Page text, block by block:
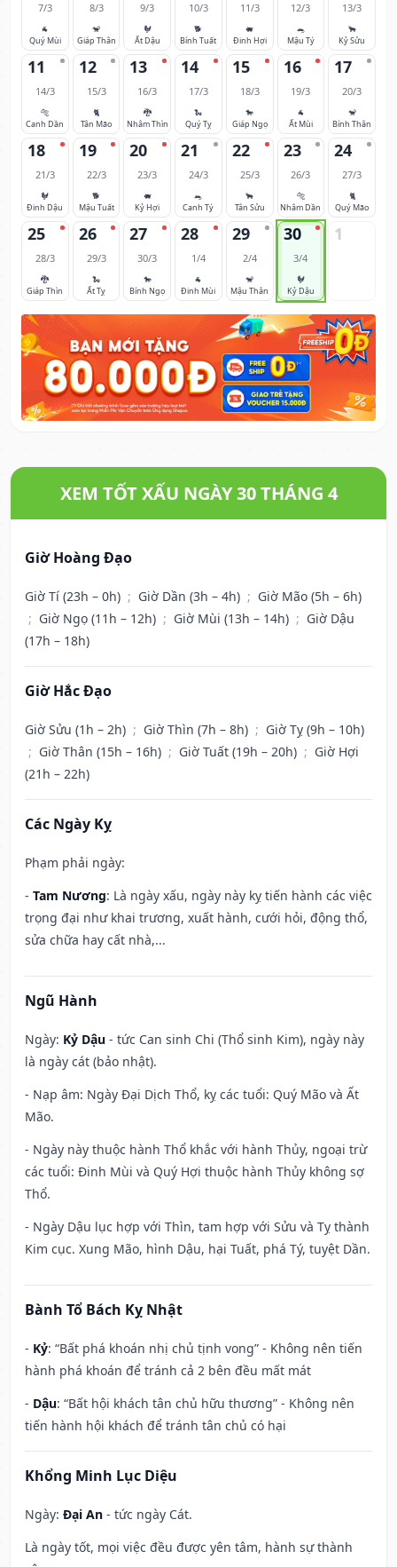
7/3
🐐
Quý Mùi
8/3
🐒
Giáp Thân
9/3
🐓
Ất Dậu
10/3
🐕
Bính Tuất
11/3
🐖
Đinh Hợi
12/3
🐀
Mậu Tý
13/3
🐂
Kỷ Sửu
11
14/3
🐅
Canh Dần
12
15/3
🐈
Tân Mão
13
16/3
🐉
Nhâm Thìn
14
17/3
🐍
Quý Tỵ
15
18/3
🐎
Giáp Ngọ
16
19/3
🐐
Ất Mùi
17
20/3
🐒
Bính Thân
18
21/3
🐓
Đinh Dậu
19
22/3
🐕
Mậu Tuất
20
23/3
🐖
Kỷ Hợi
21
24/3
🐀
Canh Tý
22
25/3
🐂
Tân Sửu
23
26/3
🐅
Nhâm Dần
24
27/3
🐈
Quý Mão
25
28/3
🐉
Giáp Thìn
26
29/3
🐍
Ất Tỵ
27
30/3
🐎
Bính Ngọ
28
1/4
🐐
Đinh Mùi
29
2/4
🐒
Mậu Thân
30
3/4
🐓
Kỷ Dậu
1
XEM TỐT XẤU NGÀY 30 THÁNG 4
Giờ Hoàng Đạo
Giờ Tí (23h – 0h) ; Giờ Dần (3h – 4h) ; Giờ Mão (5h – 6h)
; Giờ Ngọ (11h – 12h) ; Giờ Mùi (13h – 14h) ; Giờ Dậu
(17h – 18h)
Giờ Hắc Đạo
Giờ Sửu (1h – 2h) ; Giờ Thìn (7h – 8h) ; Giờ Tỵ (9h – 10h)
; Giờ Thân (15h – 16h) ; Giờ Tuất (19h – 20h) ; Giờ Hợi
(21h – 22h)
Các Ngày Kỵ
Phạm phải ngày:
- Tam Nương: Là ngày xấu, ngày này kỵ tiến hành các việc
trọng đại như khai trương, xuất hành, cưới hỏi, động thổ,
sửa chữa hay cất nhà,...
Ngũ Hành
Ngày: Kỷ Dậu - tức Can sinh Chi (Thổ sinh Kim), ngày này
là ngày cát (bảo nhật).
- Nạp âm: Ngày Đại Dịch Thổ, kỵ các tuổi: Quý Mão và Ất
Mão.
- Ngày này thuộc hành Thổ khắc với hành Thủy, ngoại trừ
các tuổi: Đinh Mùi và Quý Hợi thuộc hành Thủy không sợ
Thổ.
- Ngày Dậu lục hợp với Thìn, tam hợp với Sửu và Tỵ thành
Kim cục. Xung Mão, hình Dậu, hại Tuất, phá Tý, tuyệt Dần.
Bành Tổ Bách Kỵ Nhật
- Kỷ: “Bất phá khoán nhị chủ tịnh vong” - Không nên tiến
hành phá khoán để tránh cả 2 bên đều mất mát
- Dậu: “Bất hội khách tân chủ hữu thương” - Không nên
tiến hành hội khách để tránh tân chủ có hại
Khổng Minh Lục Diệu
Ngày: Đại An - tức ngày Cát.
Là ngày tốt, mọi việc đều được yên tâm, hành sự thành